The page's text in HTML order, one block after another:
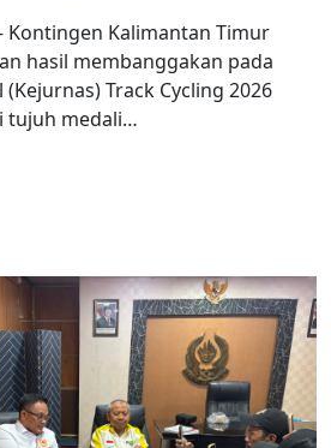
– Kontingen Kalimantan Timur
hasil membanggakan pada
Track Cycling 2026
tujuh medali…